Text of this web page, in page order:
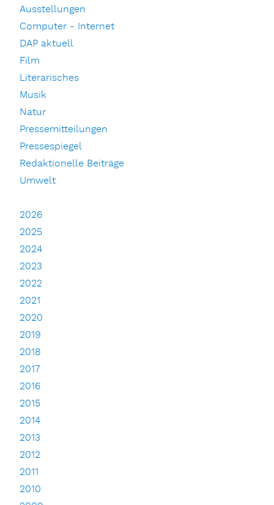
Ausstellungen
Computer - Internet
DAP aktuell
Film
Literarisches
Musik
Natur
Pressemitteilungen
Pressespiegel
Redaktionelle Beiträge
Umwelt
2026
2025
2024
2023
2022
2021
2020
2019
2018
2017
2016
2015
2014
2013
2012
2011
2010